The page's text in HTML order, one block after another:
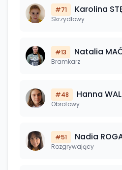
#71 Karolina
Skrzydłowy
#13 Natalia
Bramkarz
#48 Hanna
Obrotowy
#51 Nadia
Rozgrywający